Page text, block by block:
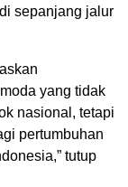
sepanjang jalur
yang tidak
nasional, tetapi
pertumbuhan
tutup